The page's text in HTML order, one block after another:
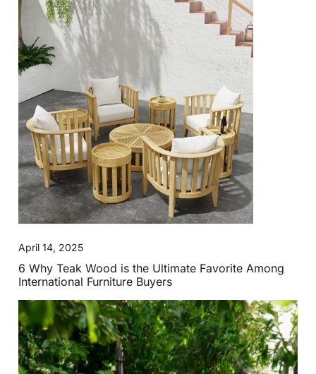
April 14, 2025
6 Why Teak Wood is the Ultimate Favorite Among
International Furniture Buyers